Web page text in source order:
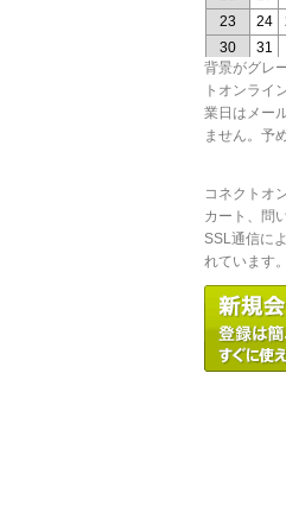
背景がグレ
トオンライ
業日はメー
ません。予
コネクトオ
カート、問
SSL通信に
れています。